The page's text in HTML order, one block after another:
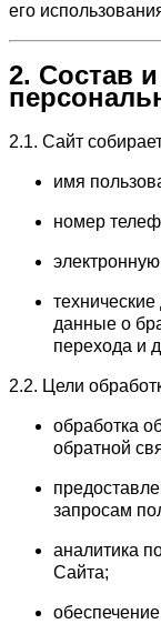
его
2. Состав
2.1. Сайт
имя
номер
данные о
перехода и
2.2. Цели
обработка
обратной
запросам
аналитика
Сайта;